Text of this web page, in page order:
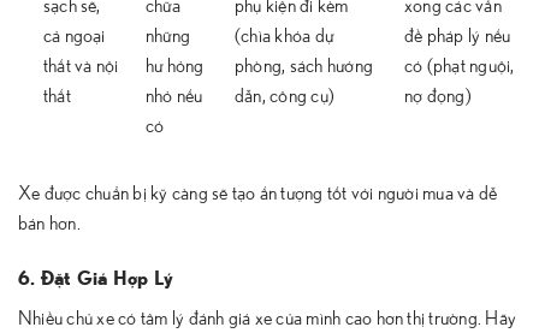
sạch sẽ,
cả ngoại
thất và nội
thất
chữa
những
hư hỏng
nhỏ nếu
có
phụ kiện đi kèm
(chìa khóa dự
phòng, sách hướng
dẫn, công cụ)
xong các vấn
đề pháp lý nếu
có (phạt nguội,
nợ đọng)
Xe được chuẩn bị kỹ càng sẽ tạo ấn tượng tốt với người mua và dễ
bán hơn.
6. Đặt Giá Hợp Lý
Nhiều chủ xe có tâm lý đánh giá xe của mình cao hơn thị trường. Hãy